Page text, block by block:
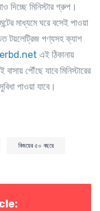
দিচ্ছে মিনিস্টার গ্রুপ।
মাধ্যমে ঘরে বসেই পাওয়া
টয়লেট্রিজ পণ্যসহ ক্যাশ
এই ঠিকানায়
পৌঁছে যাবে মিনিস্টারের
পাওয়া যাবে।
বিজয়ের ৫০ বছরে